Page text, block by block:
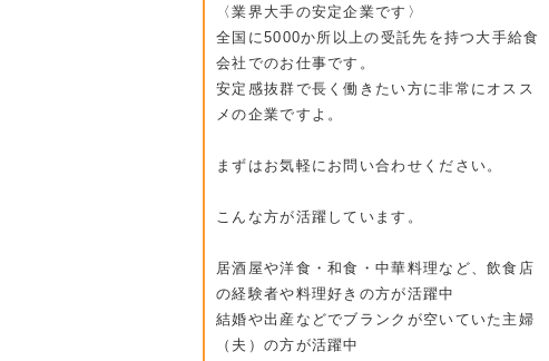
〈業界大手の安定企業です〉
全国に5000か所以上の受託先を持つ大手給食
会社でのお仕事です。
安定感抜群で長く働きたい方に非常にオスス
メの企業ですよ。
まずはお気軽にお問い合わせください。
こんな方が活躍しています。
居酒屋や洋食・和食・中華料理など、飲食店
の経験者や料理好きの方が活躍中
結婚や出産などでブランクが空いていた主婦
（夫）の方が活躍中